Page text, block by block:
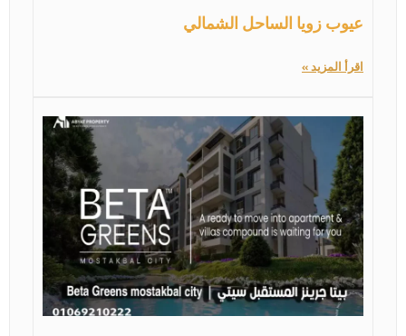
عيوب زويا الساحل الشمالي
اقرأ المزيد »